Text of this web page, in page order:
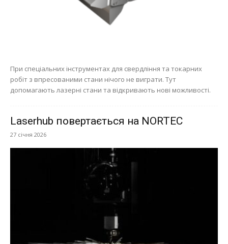
При спеціальних інструментах для свердління та токарних
робіт з впресованими стани нічого не виграти. Тут
допомагають лазерні стани та відкривають нові можливості.
Laserhub повертається на NORTEC
27 січня 2026